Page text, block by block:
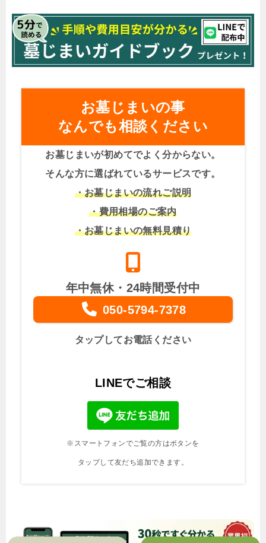
お墓じまいの事
なんでも相談ください
お墓じまいが初めてでよく分からない。
そんな方に選ばれているサービスです。
・お墓じまいの流れご説明
・費用相場のご案内
・お墓じまいの無料見積り
年中無休・24時間受付中
050-5794-7378
タップしてお電話ください
LINEでご相談
※スマートフォンでご覧の方はボタンを
タップして友だち追加できます。